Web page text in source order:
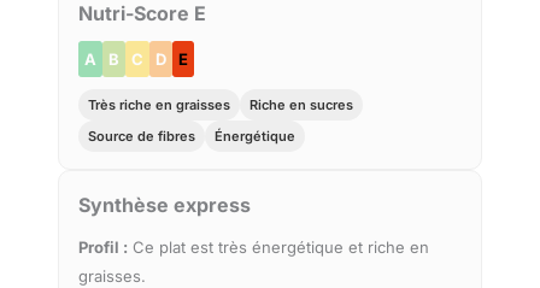
Nutri-Score E
A B C D E
Très riche en graisses
Riche en sucres
Source de fibres
Énergétique
Synthèse express
Profil : Ce plat est très énergétique et riche en
graisses.